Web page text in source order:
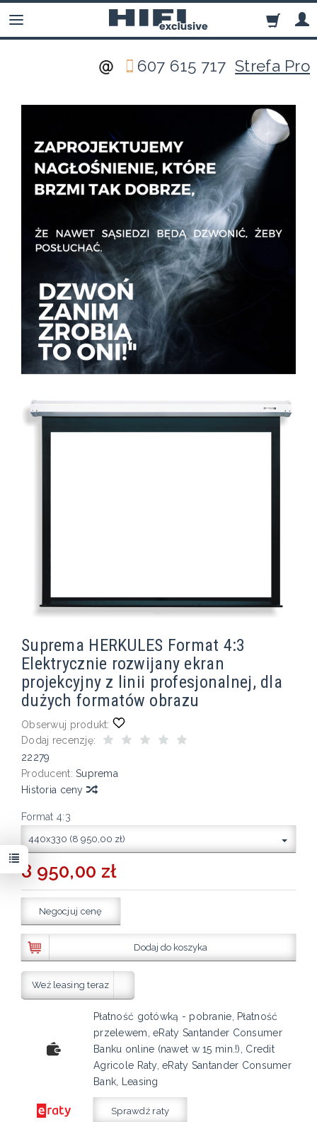
607 615 717Strefa Pro
Suprema HERKULES Format 4:3
Elektrycznie rozwijany ekran
projekcyjny z linii profesjonalnej, dla
dużych formatów obrazu
Obserwuj produkt:
Dodaj recenzję:
22279
Producent: Suprema
Historia ceny
Format 4:3
440x330 (8 950,00 zł)
8 950,00 zł
Negocjuj cenę
Dodaj do koszyka
Weź leasing teraz
Płatność gotówką - pobranie, Płatność
przelewem, eRaty Santander Consumer
Banku online (nawet w 15 min.!), Credit
Agricole Raty, eRaty Santander Consumer
Bank, Leasing
Sprawdź raty